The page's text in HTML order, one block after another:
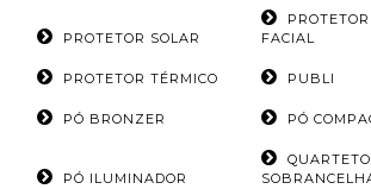
PROTETOR SOLAR
FACIAL
PROTETOR TÉRMICO PUBLI
PÓ BRONZER PÓ
PÓ ILUMINADOR